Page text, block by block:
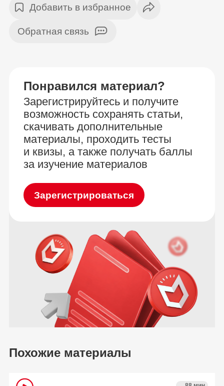
Добавить в избранное
Обратная связь
Понравился материал?
Зарегистрируйтесь и получите
возможность сохранять статьи,
скачивать дополнительные
материалы, проходить тесты
и квизы, а также получать баллы
за изучение материалов
Зарегистрироваться
Похожие материалы